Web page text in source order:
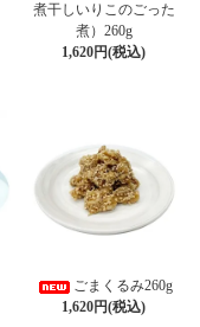
煮干しいりこのごった
煮）260g
1,620円(税込)
ごまくるみ260g
1,620円(税込)